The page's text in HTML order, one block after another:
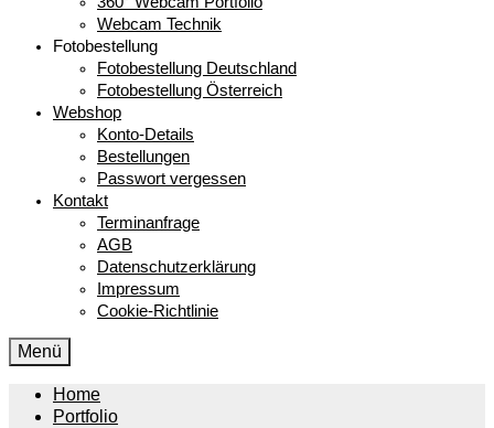
Webcam Technik
Fotobestellung
Fotobestellung Deutschland
Fotobestellung Österreich
Webshop
Konto-Details
Bestellungen
Passwort vergessen
Kontakt
Terminanfrage
AGB
Datenschutzerklärung
Impressum
Cookie-Richtlinie
Menü
Home
Portfolio